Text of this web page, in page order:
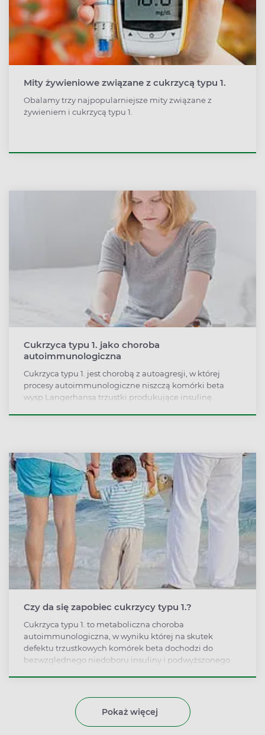
Mity żywieniowe związane z cukrzycą typu 1.
Obalamy trzy najpopularniejsze mity związane z
żywieniem i cukrzycą typu 1.
Cukrzyca typu 1. jako choroba
autoimmunologiczna
Cukrzyca typu 1. jest chorobą z autoagresji, w której
procesy autoimmunologiczne niszczą komórki beta
wysp Langerhansa trzustki produkujące insulinę.
Czy da się zapobiec cukrzycy typu 1.?
Cukrzyca typu 1. to metaboliczna choroba
autoimmunologiczna, w wyniku której na skutek
defektu trzustkowych komórek beta dochodzi do
bezwzględnego niedoboru insuliny i podwyższonego
Pokaż więcej